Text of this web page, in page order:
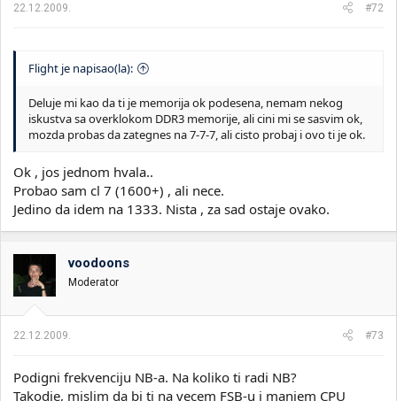
22.12.2009. #72
Flight je napisao(la):
Deluje mi kao da ti je memorija ok podesena, nemam nekog
iskustva sa overklokom DDR3 memorije, ali cini mi se sasvim ok,
mozda probas da zategnes na 7-7-7, ali cisto probaj i ovo ti je ok.
Ok , jos jednom hvala..
Probao sam cl 7 (1600+) , ali nece.
Jedino da idem na 1333. Nista , za sad ostaje ovako.
voodoons
Moderator
22.12.2009. #73
Podigni frekvenciju NB-a. Na koliko ti radi NB?
Takodje, mislim da bi ti na vecem FSB-u i manjem CPU